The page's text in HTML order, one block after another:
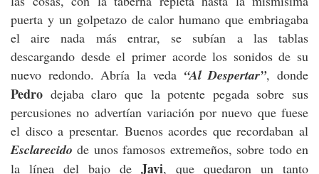
puerta y un golpetazo de calor humano que embriagaba
el aire nada más entrar, se subían a las tablas
descargando desde el primer acorde los sonidos de su
nuevo redondo. Abría la veda “Al Despertar”, donde
Pedro dejaba claro que la potente pegada sobre sus
percusiones no advertían variación por nuevo que fuese
el disco a presentar. Buenos acordes que recordaban al
Esclarecido de unos famosos extremeños, sobre todo en
la línea del bajo de Javi, que quedaron un tanto